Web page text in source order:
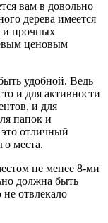
вам в довольно
дерева имеется
и прочных
ценовым
удобной. Ведь
и для активности
и для
папок и
отличный
места.
не менее 8-ми
должна быть
отвлекало